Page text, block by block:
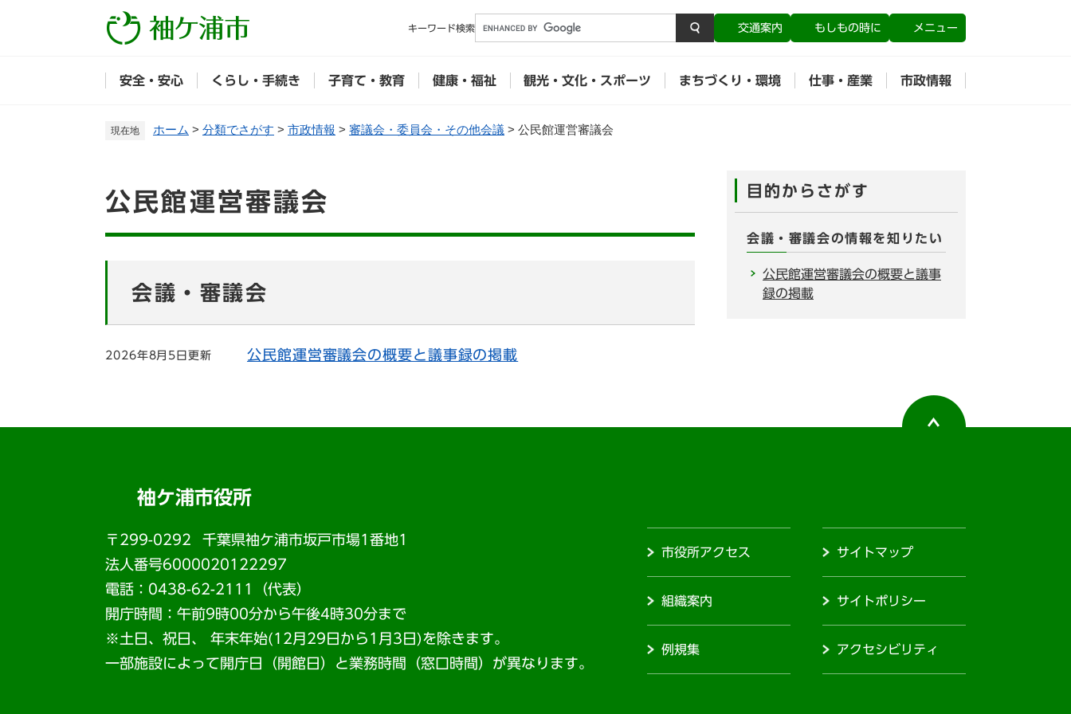
メニューを飛ばして本文へ
キーワード検索 交通案内 もしもの時に メニュー
安全・安心 くらし・手続き 子育て・教育 健康・福祉 観光・文化・スポーツ まちづくり・環境 仕事・産業 市政情報
現在地 ホーム > 分類でさがす > 市政情報 > 審議会・委員会・その他会議 > 公民館運営審議会
文
公民館運営審議会
会議・審議会
2026年8月5日更新 公民館運営審議会の概要と議事録の掲載
目的からさがす
会議・審議会の情報を知りたい
公民館運営審議会の概要と議事
録の掲載
袖ケ浦市役所
〒299-0292
千葉県袖ケ浦市坂戸市場1番地1
法人番号6000020122297
電話：0438-62-2111（代表）
開庁時間：午前9時00分から午後4時30分まで
※土日、祝日、 年末年始(12月29日から1月3日)を除きます。
一部施設によって開庁日（開館日）と業務時間（窓口時間）が異なります。
市役所アクセス
組織案内
例規集
サイトマップ
サイトポリシー
アクセシビリティ